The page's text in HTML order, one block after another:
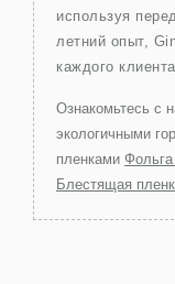
используя
летний опыт,
каждого
Ознакомьтесь с
экологичными
пленками
Блестящая